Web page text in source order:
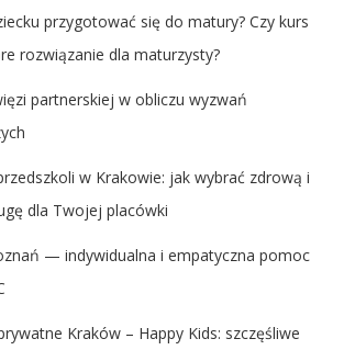
przygotować się do matury? Czy kurs
rozwiązanie dla maturzysty?
partnerskiej w obliczu wyzwań
w Krakowie: jak wybrać zdrową i
dla Twojej placówki
— indywidualna i empatyczna pomoc
Kraków – Happy Kids: szczęśliwe